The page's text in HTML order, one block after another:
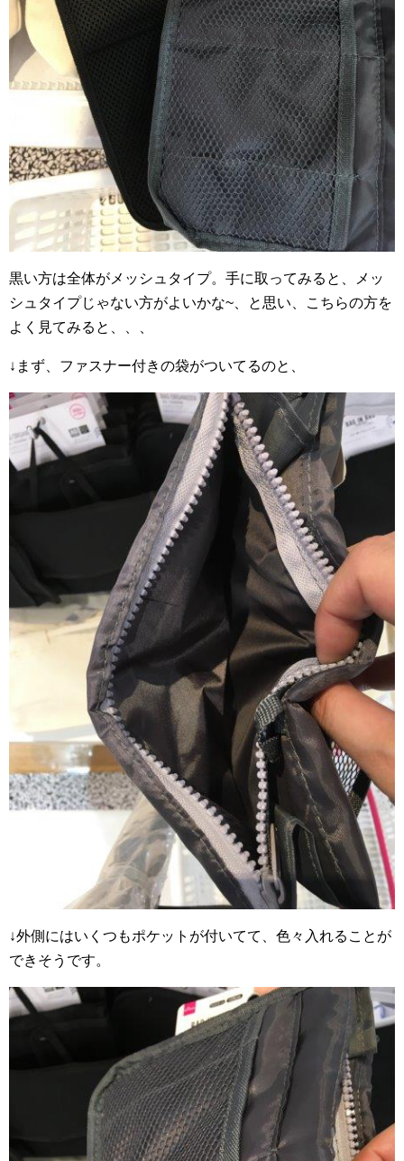
黒い方は全体がメッシュタイプ。手に取ってみると、メッ
シュタイプじゃない方がよいかな~、と思い、こちらの方を
よく見てみると、、、
↓まず、ファスナー付きの袋がついてるのと、
↓外側にはいくつもポケットが付いてて、色々入れることが
できそうです。